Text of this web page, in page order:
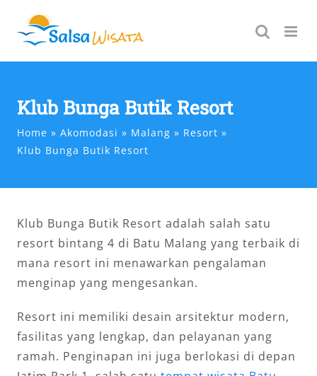
content
Klub Bunga Butik Resort
Home Akomodasi Malang
Resort
Klub Bunga Butik Resort
Klub Bunga Butik Resort adalah salah satu
resort bintang 4 di Batu Malang yang terbaik di
mana resort ini menawarkan pengalaman
menginap yang mengesankan.
Resort ini memiliki desain arsitektur modern,
fasilitas yang lengkap, dan pelayanan yang
ramah. Penginapan ini juga berlokasi di depan